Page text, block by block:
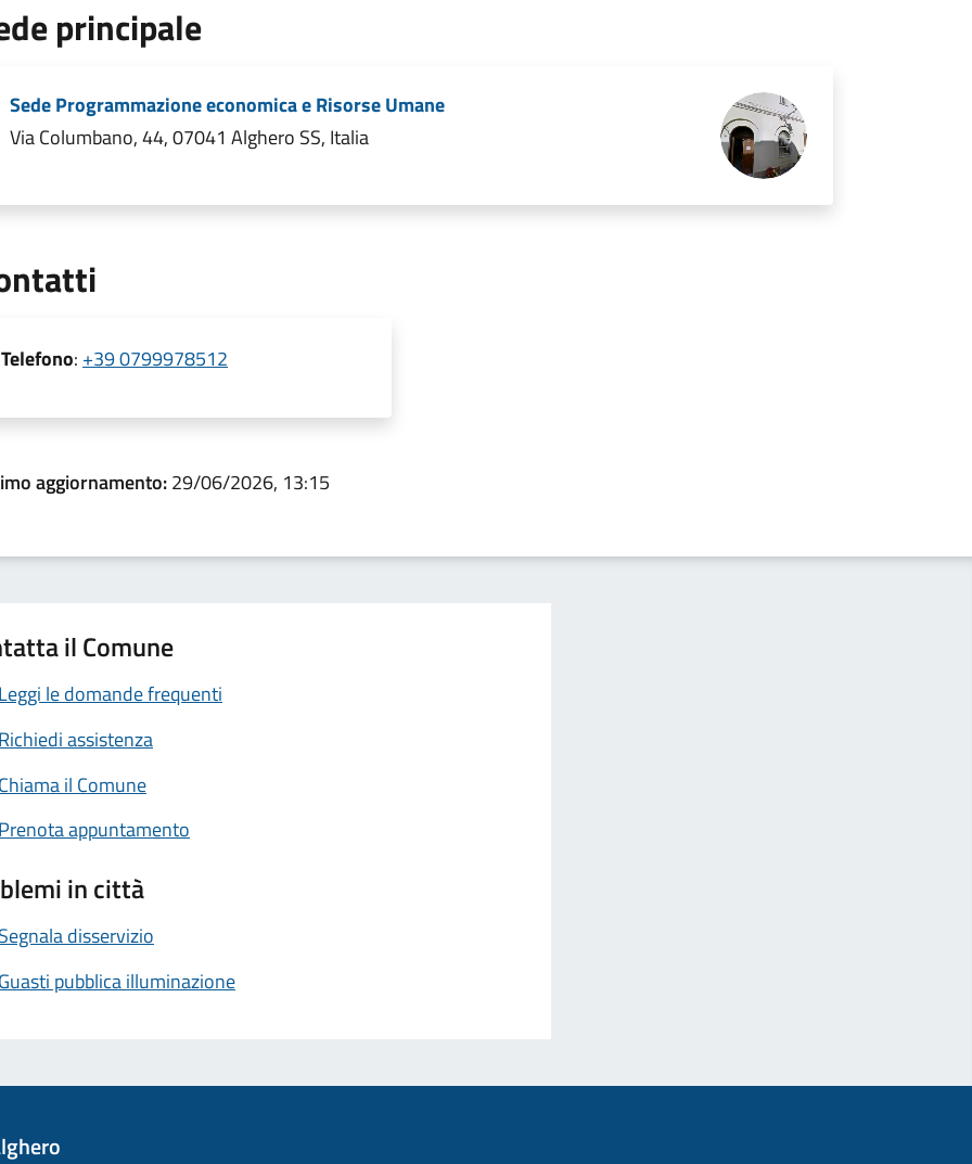
principale
Sede Programmazione economica e Risorse Umane
Via Columbano, 44, 07041 Alghero SS, Italia
Telefono: +39 0799978512
aggiornamento:29/06/2026, 13:15
il Comune
le domande frequenti
assistenza
il Comune
appuntamento
in città
disservizio
pubblica illuminazione